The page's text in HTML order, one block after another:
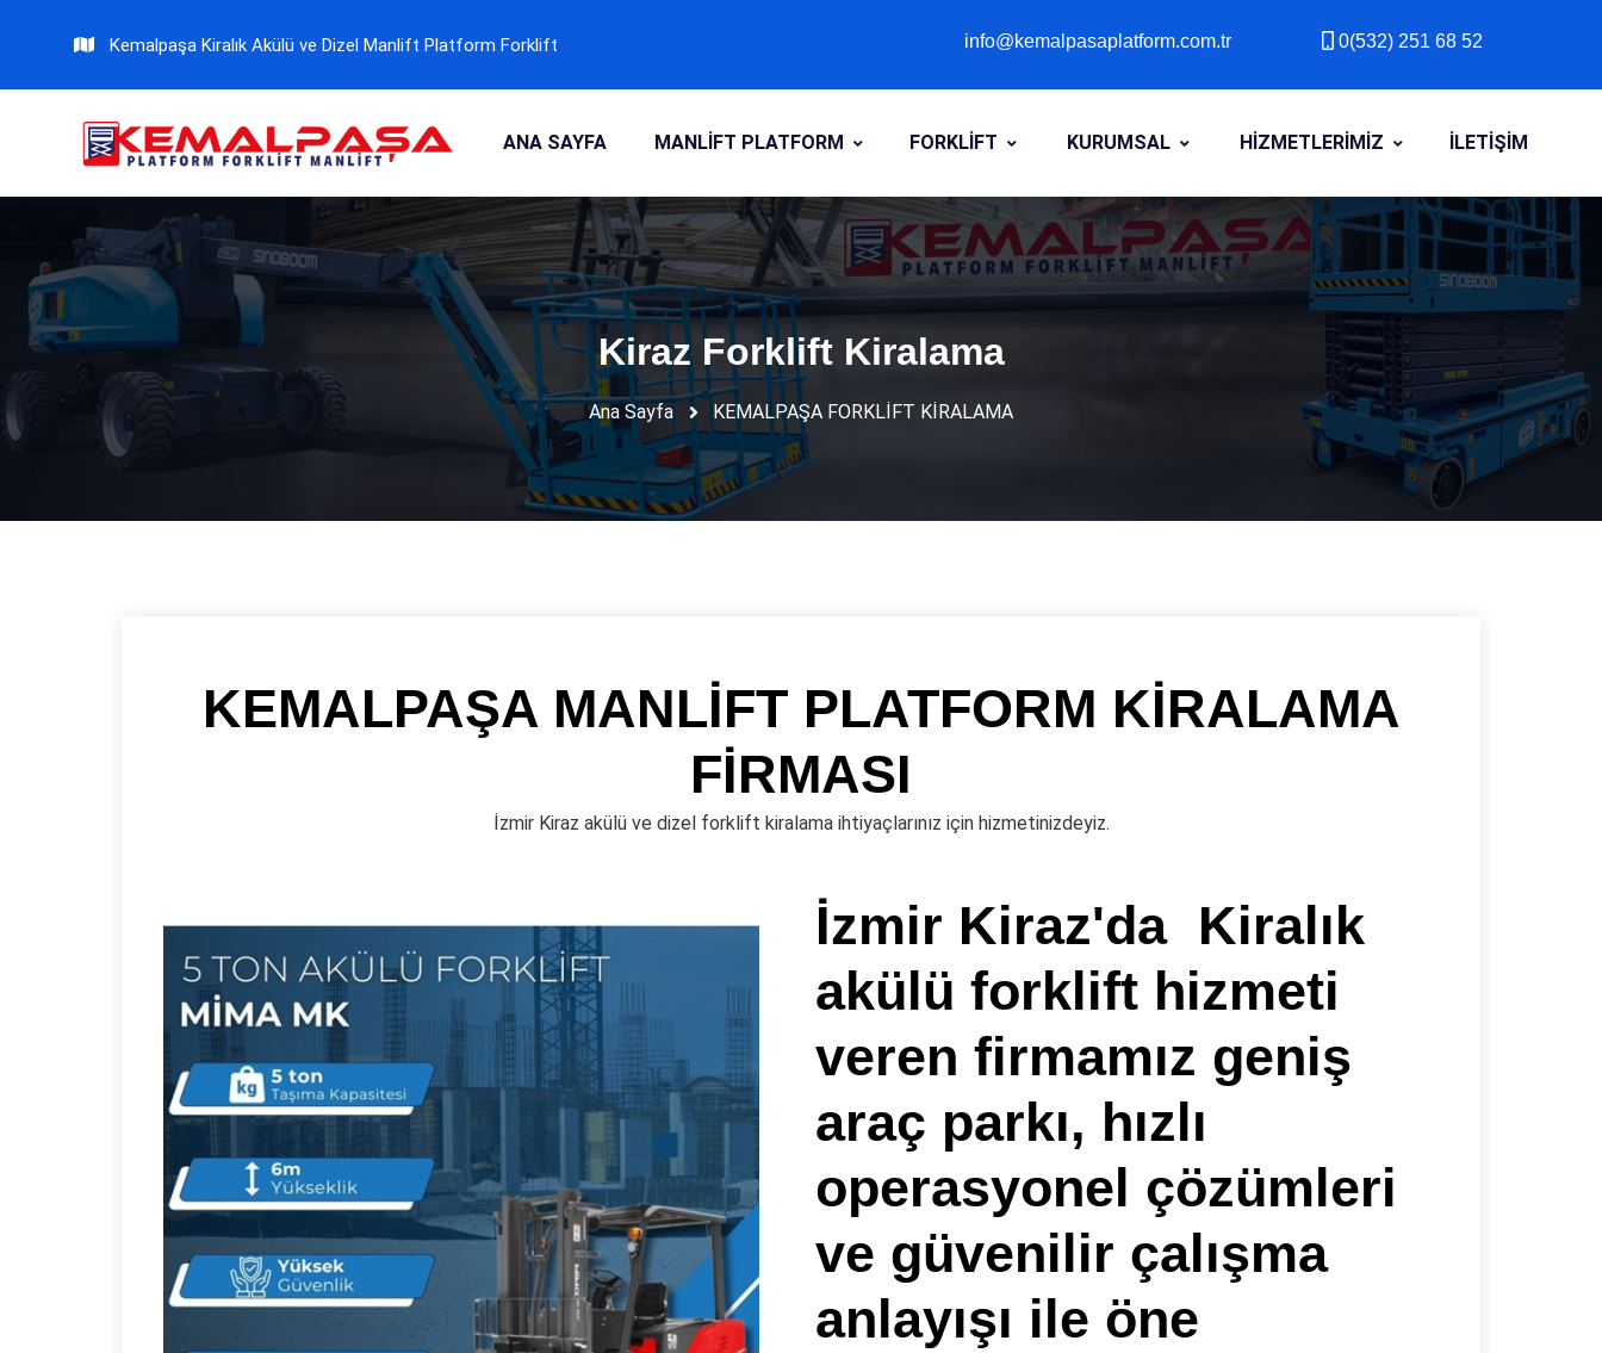
Kemalpaşa Kiralık Akülü ve Dizel Manlift Platform Forklift
info@kemalpasaplatform.com.tr
0(532) 251 68 52
ANA SAYFA MANLİFT PLATFORM FORKLİFT KURUMSAL HİZMETLERİMİZ İLETİŞİM
Kiraz Forklift Kiralama
Ana Sayfa KEMALPAŞA FORKLİFT KİRALAMA
KEMALPAŞA MANLİFT PLATFORM KİRALAMA
FİRMASI
İzmir Kiraz akülü ve dizel forklift kiralama ihtiyaçlarınız için hizmetinizdeyiz.
İzmir Kiraz'da Kiralık
akülü forklift hizmeti
veren firmamız geniş
araç parkı, hızlı
operasyonel çözümleri
ve güvenilir çalışma
anlayışı ile öne